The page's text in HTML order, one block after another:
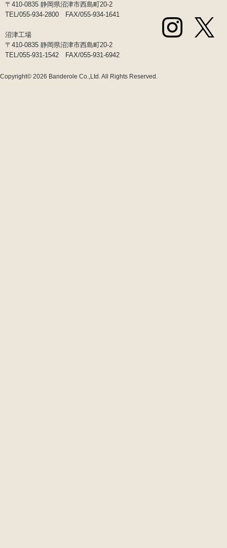
〒410-0835 静岡県沼津市西島町20-2
TEL/055-934-2800 FAX/055-934-1641
沼津工場
〒410-0835 静岡県沼津市西島町20-2
TEL/055-931-1542 FAX/055-931-6942
Copyright© 2026 Banderole Co.,Ltd.All Rights Reserved.